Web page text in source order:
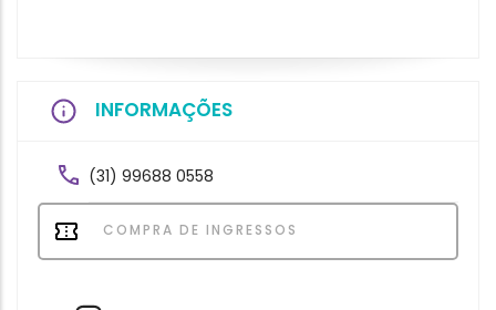
INFORMAÇÕES
(31) 99688 0558
COMPRA DE INGRESSOS